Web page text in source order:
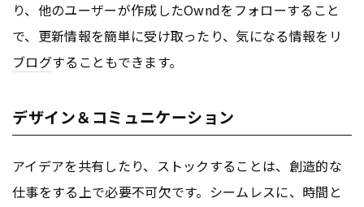
り、他のユーザーが作成したOwndをフォローすること
で、更新情報を簡単に受け取ったり、気になる情報をリ
ブログすることもできます。
デザイン＆コミュニケーション
アイデアを共有したり、ストックすることは、創造的な
仕事をする上で必要不可欠です。シームレスに、時間と